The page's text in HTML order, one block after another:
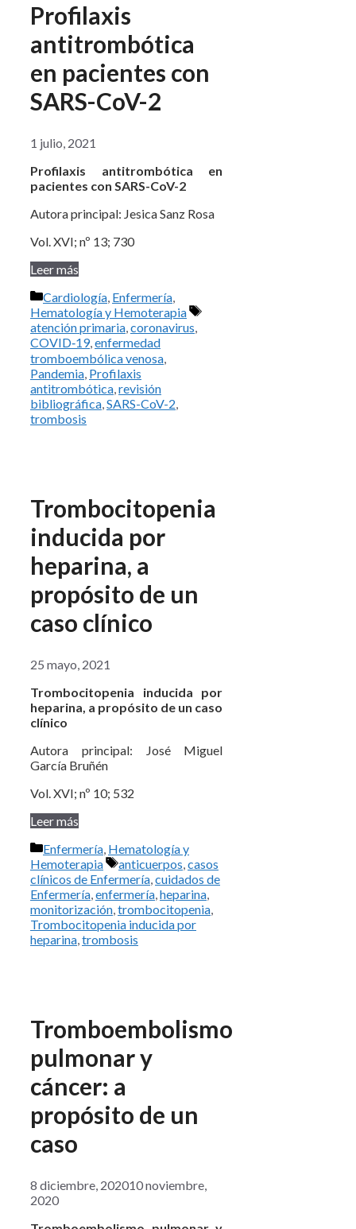
Profilaxis
antitrombótica
en pacientes con
SARS-CoV-2
1 julio, 2021
Profilaxis antitrombótica en
pacientes con SARS-CoV-2
Autora principal: Jesica Sanz Rosa
Vol. XVI; nº 13; 730
Leer más
Categorías
Cardiología, Enfermería,
Hematología y Hemoterapia
Etiquetas
atención primaria,coronavirus,
COVID‑19,enfermedad
tromboembólica venosa,
Pandemia, Profilaxis
antitrombótica,revisión
bibliográfica,SARS-CoV-2,
trombosis
Trombocitopenia
inducida por
heparina, a
propósito de un
caso clínico
25 mayo, 2021
Trombocitopenia inducida por
heparina, a propósito de un caso
clínico
Autora principal: José Miguel
García Bruñén
Vol. XVI; nº 10; 532
Leer más
Categorías
Enfermería, Hematología y
Hemoterapia
Etiquetas
anticuerpos,casos
clínicos de Enfermería,cuidados de
Enfermería,enfermería,heparina,
monitorización,trombocitopenia,
Trombocitopenia inducida por
heparina,trombosis
Tromboembolismo
pulmonar y
cáncer: a
propósito de un
caso
8 diciembre, 202010 noviembre,
2020